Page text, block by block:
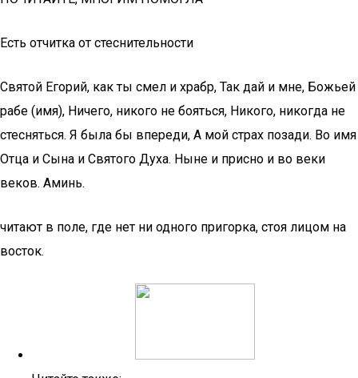
Есть отчитка от стеснительности
Святой Егорий, как ты смел и храбр, Так дай и мне, Божьей
рабе (имя), Ничего, никого не бояться, Никого, никогда не
стесняться. Я была бы впереди, А мой страх позади. Во имя
Отца и Сына и Святого Духа. Ныне и присно и во веки
веков. Аминь.
читают в поле, где нет ни одного пригорка, стоя лицом на
восток.